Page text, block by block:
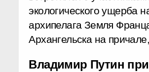
экологического ущерба
архипелага Земля
Архангельска на
Владимир Путин